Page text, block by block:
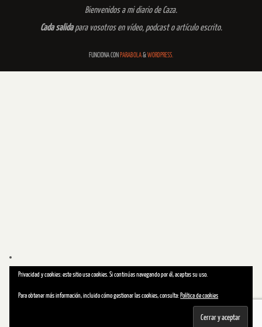
Bienvenidos a mi diario de Caza.
Cada salidapara vosotros en vídeo, podcast o artículo escrito.
FUNCIONA CON PARABOLA&WORDPRESS.
Privacidad y cookies: este sitio usa cookies. Si continúas navegando por él, aceptas su uso.
Para obtener más información, incluido cómo gestionar las cookies, consulta: Política de cookies